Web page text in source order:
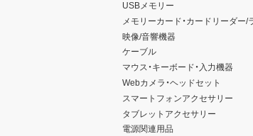
USBメモリー
メモリーカード・カードリーダー/
映像/音響機器
ケーブル
マウス・キーボード・入力機器
Webカメラ・ヘッドセット
スマートフォンアクセサリー
タブレットアクセサリー
電源関連用品